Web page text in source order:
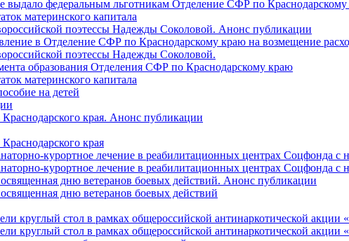
выдало федеральным льготникам Отделение СФР по Краснодарскому
материнского капитала
поэтессы Надежды Соколовой. Анонс публикации
в Отделение СФР по Краснодарскому краю на возмещение
поэтессы Надежды Соколовой.
образования Отделения СФР по Краснодарскому краю
материнского капитала
на детей
края. Анонс публикации
края
курортное лечение в реабилитационных центрах Соцфонда с
курортное лечение в реабилитационных центрах Соцфонда с
дню ветеранов боевых действий. Анонс публикации
дню ветеранов боевых действий
круглый стол в рамках общероссийской антинаркотической
круглый стол в рамках общероссийской антинаркотической